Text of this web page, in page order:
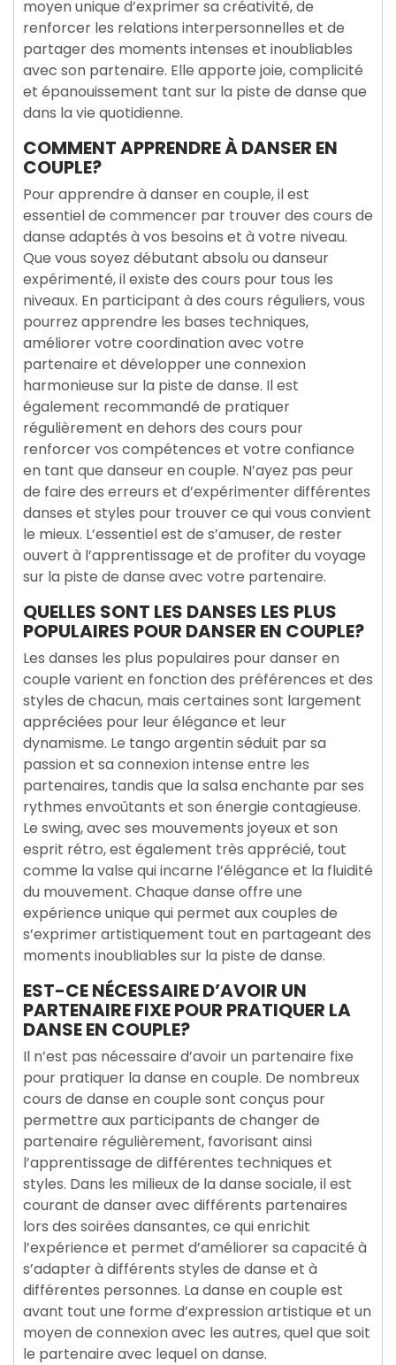
moyen unique d’exprimer sa créativité, de
renforcer les relations interpersonnelles et de
partager des moments intenses et inoubliables
avec son partenaire. Elle apporte joie, complicité
et épanouissement tant sur la piste de danse que
dans la vie quotidienne.
COMMENT APPRENDRE À DANSER EN
COUPLE?
Pour apprendre à danser en couple, il est
essentiel de commencer par trouver des cours de
danse adaptés à vos besoins et à votre niveau.
Que vous soyez débutant absolu ou danseur
expérimenté, il existe des cours pour tous les
niveaux. En participant à des cours réguliers, vous
pourrez apprendre les bases techniques,
améliorer votre coordination avec votre
partenaire et développer une connexion
harmonieuse sur la piste de danse. Il est
également recommandé de pratiquer
régulièrement en dehors des cours pour
renforcer vos compétences et votre confiance
en tant que danseur en couple. N’ayez pas peur
de faire des erreurs et d’expérimenter différentes
danses et styles pour trouver ce qui vous convient
le mieux. L’essentiel est de s’amuser, de rester
ouvert à l’apprentissage et de profiter du voyage
sur la piste de danse avec votre partenaire.
QUELLES SONT LES DANSES LES PLUS
POPULAIRES POUR DANSER EN COUPLE?
Les danses les plus populaires pour danser en
couple varient en fonction des préférences et des
styles de chacun, mais certaines sont largement
appréciées pour leur élégance et leur
dynamisme. Le tango argentin séduit par sa
passion et sa connexion intense entre les
partenaires, tandis que la salsa enchante par ses
rythmes envoûtants et son énergie contagieuse.
Le swing, avec ses mouvements joyeux et son
esprit rétro, est également très apprécié, tout
comme la valse qui incarne l’élégance et la fluidité
du mouvement. Chaque danse offre une
expérience unique qui permet aux couples de
s’exprimer artistiquement tout en partageant des
moments inoubliables sur la piste de danse.
EST-CE NÉCESSAIRE D’AVOIR UN
PARTENAIRE FIXE POUR PRATIQUER LA
DANSE EN COUPLE?
Il n’est pas nécessaire d’avoir un partenaire fixe
pour pratiquer la danse en couple. De nombreux
cours de danse en couple sont conçus pour
permettre aux participants de changer de
partenaire régulièrement, favorisant ainsi
l’apprentissage de différentes techniques et
styles. Dans les milieux de la danse sociale, il est
courant de danser avec différents partenaires
lors des soirées dansantes, ce qui enrichit
l’expérience et permet d’améliorer sa capacité à
s’adapter à différents styles de danse et à
différentes personnes. La danse en couple est
avant tout une forme d’expression artistique et un
moyen de connexion avec les autres, quel que soit
le partenaire avec lequel on danse.